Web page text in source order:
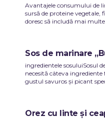
Avantajele consumului de
sursă de proteine vegetale,
doresc să includă mai
Sos de marinare
ingredientele sosuluiSosul
necesită câteva
gustul savuros și picant
Orez cu linte și